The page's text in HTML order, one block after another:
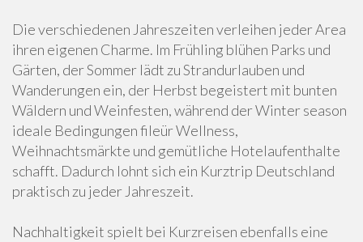
Die verschiedenen Jahreszeiten verleihen jeder Area
ihren eigenen Charme. Im Frühling blühen Parks und
Gärten, der Sommer lädt zu Strandurlauben und
Wanderungen ein, der Herbst begeistert mit bunten
Wäldern und Weinfesten, während der Winter season
ideale Bedingungen fileür Wellness,
Weihnachtsmärkte und gemütliche Hotelaufenthalte
schafft. Dadurch lohnt sich ein Kurztrip Deutschland
praktisch zu jeder Jahreszeit.
Nachhaltigkeit spielt bei Kurzreisen ebenfalls eine